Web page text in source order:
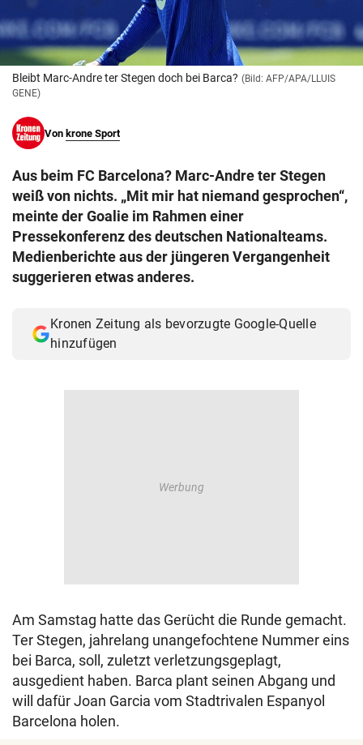
© Krone Multimedia GmbH & Co KG 2026
Muthgasse 2, 1190 Wien
Bleibt Marc-Andre ter Stegen doch bei Barca? (Bild: AFP/APA/LLUIS
GENE)
Von krone Sport
Aus beim FC Barcelona? Marc-Andre ter Stegen
weiß von nichts. „Mit mir hat niemand gesprochen“,
meinte der Goalie im Rahmen einer
Pressekonferenz des deutschen Nationalteams.
Medienberichte aus der jüngeren Vergangenheit
suggerieren etwas anderes.
Kronen Zeitung als bevorzugte Google-Quelle
hinzufügen
Am Samstag hatte das Gerücht die Runde gemacht.
Ter Stegen, jahrelang unangefochtene Nummer eins
bei Barca, soll, zuletzt verletzungsgeplagt,
ausgedient haben. Barca plant seinen Abgang und
will dafür Joan Garcia vom Stadtrivalen Espanyol
Barcelona holen.